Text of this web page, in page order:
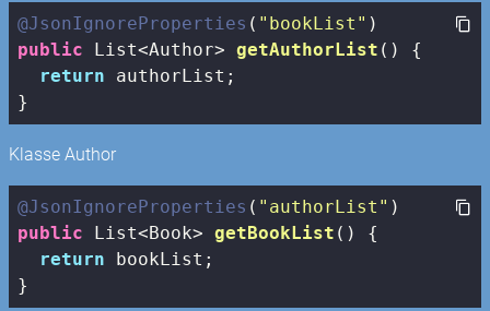
@JsonIgnoreProperties ( "bookList"
public List<Author> getAuthorList ()
{
return authorList;
}
Klasse Author
@JsonIgnoreProperties ( "authorList"
public List<Book> getBookList ()
{
return bookList;
}